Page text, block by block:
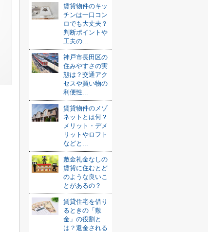
賃貸物件のキッ
チンは一口コン
ロでも大丈夫？
判断ポイントや
工夫の...
神戸市長田区の
住みやすさの実
態は？交通アク
セスや買い物の
利便性...
賃貸物件のメゾ
ネットとは何？
メリット・デメ
リットやロフト
などと...
敷金礼金なしの
賃貸に住むとど
のような良いこ
とがあるの？
賃貸住宅を借り
るときの「敷
金」の役割と
は？返金される